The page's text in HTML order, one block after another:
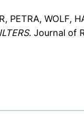
PETRA,WOLF,
Journal of